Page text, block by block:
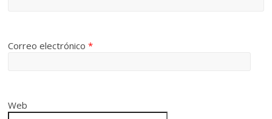
Correo electrónico*
Web